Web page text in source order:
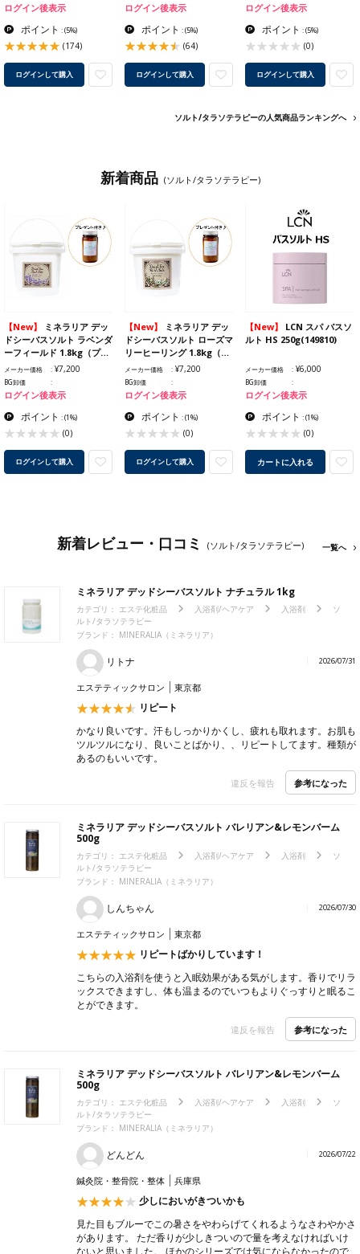
ログイン後表示
ポイント :(5%)
(174)
ログインして購入
ログイン後表示
ポイント :(5%)
(64)
ログインして購入
ログイン後表示
ポイント :(5%)
(0)
ログインして購入
ソルト/タラソテラピーの人気商品ランキングへ
新着商品 (ソルト/タラソテラピー)
【New】
ドシーバスソルト ラベンダ
ーフィールド 1.8kg（プ…
メーカー価格 ¥7,200
BG卸価
ログイン後表示
ポイント :(1%)
(0)
ログインして購入
【New】
ドシーバスソルト ローズマ
リーヒーリング 1.8kg（…
メーカー価格 ¥7,200
BG卸価
ログイン後表示
ポイント :(1%)
(0)
ログインして購入
【New】
ルト HS 250g(149810)
メーカー価格 ¥6,000
BG卸価
ログイン後表示
ポイント :(1%)
(0)
カートに入れる
新着レビュー・口コミ (ソルト/タラソテラピー) 一覧へ
ミネラリア デッドシーバスソルト ナチュラル 1kg
カテゴリ： エステ化粧品 入浴剤/ヘアケア 入浴剤
ソ
ルト/タラソテラピー
ブランド： MINERALIA（ミネラリア）
リトナ 2026/07/31
エステティックサロン 東京都
リピート
かなり良いです。汗もしっかりかくし、疲れも取れます。お肌も
ツルツルになり、良いことばかり、、リピートしてます。種類が
あるのもいいです。
違反を報告 参考になった
ミネラリア デッドシーバスソルト バレリアン&レモンバーム
500g
カテゴリ： エステ化粧品 入浴剤/ヘアケア 入浴剤
ソ
ルト/タラソテラピー
ブランド： MINERALIA（ミネラリア）
しんちゃん 2026/07/30
エステティックサロン 東京都
リピートばかりしています！
こちらの入浴剤を使うと入眠効果がある気がします。香りでリラ
ックスできますし、体も温まるのでいつもよりぐっすりと眠るこ
とができます。
違反を報告 参考になった
ミネラリア デッドシーバスソルト バレリアン&レモンバーム
500g
カテゴリ： エステ化粧品 入浴剤/ヘアケア 入浴剤
ソ
ルト/タラソテラピー
ブランド： MINERALIA（ミネラリア）
どんどん 2026/07/22
鍼灸院・整骨院・整体 兵庫県
少しにおいがきついかも
見た目もブルーでこの暑さをやわらげてくれるようなさわやかさ
があります。 ただ香りが少しきついので量を考えなければいけ
ないと思いました。 ほかのシリーズでは気にならなかったので